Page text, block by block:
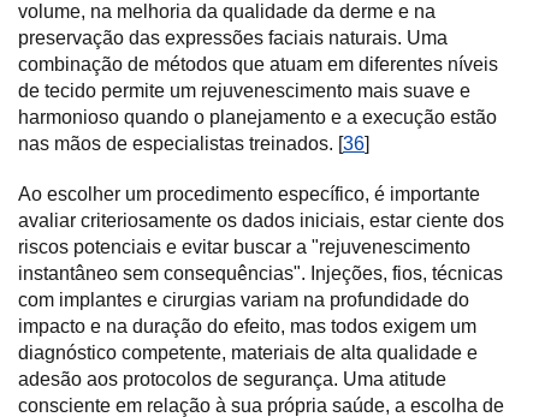
volume, na melhoria da qualidade da derme e na
preservação das expressões faciais naturais. Uma
combinação de métodos que atuam em diferentes níveis
de tecido permite um rejuvenescimento mais suave e
harmonioso quando o planejamento e a execução estão
nas mãos de especialistas treinados. [36]
Ao escolher um procedimento específico, é importante
avaliar criteriosamente os dados iniciais, estar ciente dos
riscos potenciais e evitar buscar a "rejuvenescimento
instantâneo sem consequências". Injeções, fios, técnicas
com implantes e cirurgias variam na profundidade do
impacto e na duração do efeito, mas todos exigem um
diagnóstico competente, materiais de alta qualidade e
adesão aos protocolos de segurança. Uma atitude
consciente em relação à sua própria saúde, a escolha de